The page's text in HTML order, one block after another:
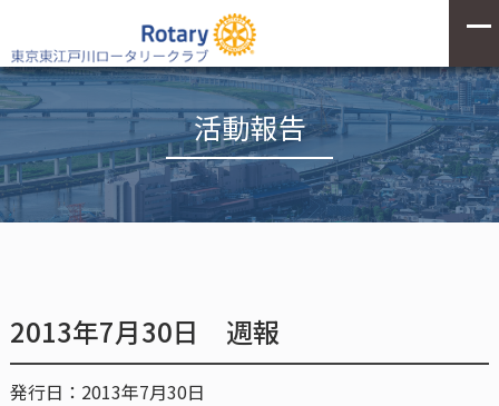
活動報告
2013年7月30日 週報
発行日：2013年7月30日